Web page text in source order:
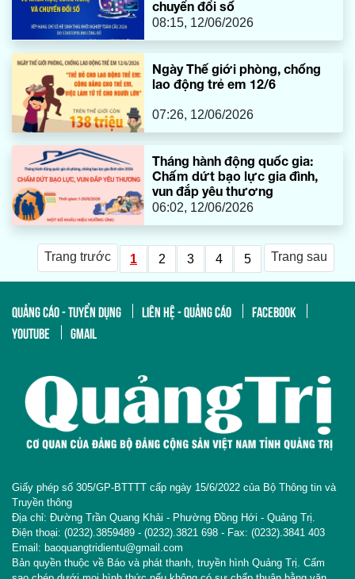
chuyển đổi số
08:15, 12/06/2026
Ngày Thế giới phòng, chống
lao động trẻ em 12/6
07:26, 12/06/2026
Tháng hành động quốc gia:
Chấm dứt bạo lực gia đình,
vun đắp yêu thương
06:02, 12/06/2026
Trang trước 1 2 3 4 5 Trang sau
QUẢNG CÁO - TUYỂN DỤNG LIÊN HỆ - QUẢNG CÁO
FACEBOOK
YOUTUBE
GMAIL
Giấy phép số 305/GP-BTTTT cấp ngày 15/6/2022 của Bộ Thông tin và
Truyền thông
Địa chỉ: Đường Trần Quang Khải - Phường Đồng Hới - Quảng Trị.
Điện thoại: (0232).3859489 - (0232).3821 698 - Fax: (0232).3841 403
Email: baoquangtridientu@gmail.com
Bản quyền thuộc về Báo và phát thanh, truyền hình Quảng Trị. Cấm